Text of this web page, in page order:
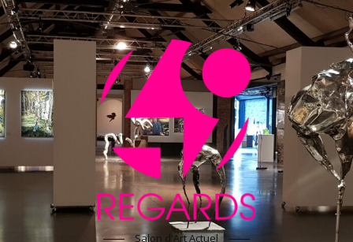
Salon d'Art Actuel